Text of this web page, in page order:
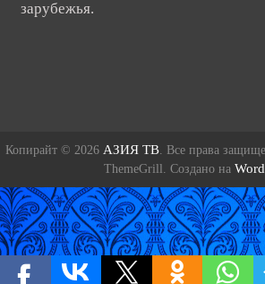
зарубежья.
Копирайт © 2026 АЗИЯ ТВ . Все права
ThemeGrill. Создано на